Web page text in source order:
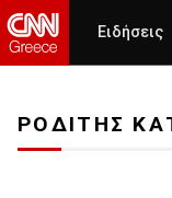
Ειδήσεις
ΡΟΔΙΤΗΣ